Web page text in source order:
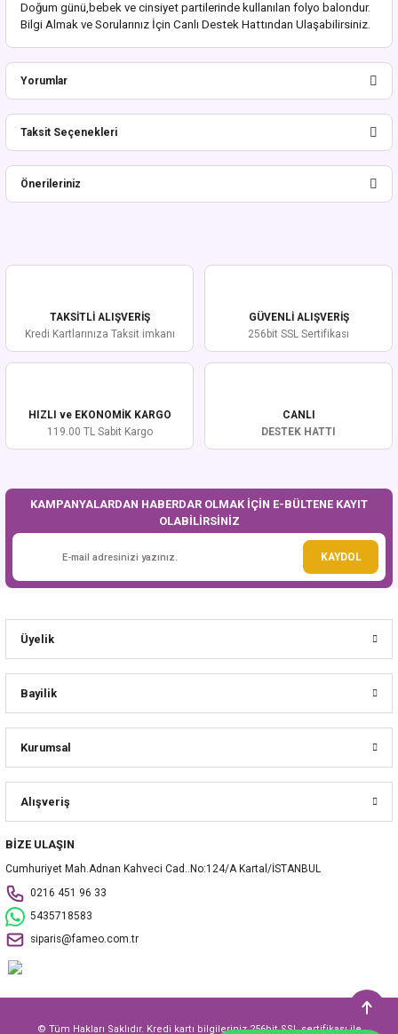
Doğum günü,bebek ve cinsiyet partilerinde kullanılan folyo balondur.
Bilgi Almak ve Sorularınız İçin Canlı Destek Hattından Ulaşabilirsiniz.
Yorumlar
Bu ürüne ilk yorumu siz yapın!
Taksit Seçenekleri
Önerileriniz
Ürün resmi kalitesiz, bozuk veya görüntülenemiyor.
Ürün fiyatı diğer sitelerden daha pahalı.
Bu ürüne benzer farklı alternatifler olmalı.
TAKSİTLİ ALIŞVERİŞ
Kredi Kartlarınıza Taksit imkanı
GÜVENLİ ALIŞVERİŞ
256bit SSL Sertifikası
HIZLI ve EKONOMİK KARGO
119.00 TL Sabit Kargo
CANLI
DESTEK HATTI
KAMPANYALARDAN HABERDAR OLMAK İÇİN E-BÜLTENE KAYIT
OLABİLİRSİNİZ
KAYDOL
Üyelik
Bayilik
Kurumsal
Alışveriş
BİZE ULAŞIN
Cumhuriyet Mah.Adnan Kahveci Cad..No:124/A Kartal/İSTANBUL
0216 451 96 33
5435718583
siparis@fameo.com.tr
© Tüm Hakları Saklıdır. Kredi kartı bilgileriniz 256bit SSL sertifikası ile